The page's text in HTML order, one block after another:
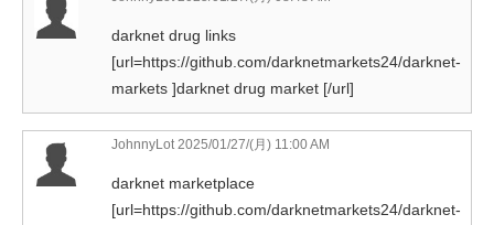
darknet drug links
[url=https://github.com/darknetmarkets24/darknet-
markets ]darknet drug market [/url]
JohnnyLot2025/01/27/(月) 11:00 AM
darknet marketplace
[url=https://github.com/darknetmarkets24/darknet-